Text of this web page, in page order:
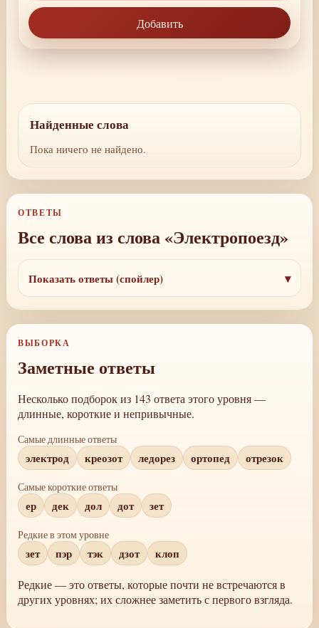
Добавить
Найденные слова
Пока ничего не найдено.
ОТВЕТЫ
Все слова из слова «Электропоезд»
Показать ответы (спойлер)
ВЫБОРКА
Заметные ответы
Несколько подборок из 143 ответа этого уровня —
длинные, короткие и непривычные.
Самые длинные ответы
электрод креозот ледорез ортопед отрезок
Самые короткие ответы
ер дек дол дот зет
Редкие в этом уровне
зет пэр тэк дзот клоп
Редкие — это ответы, которые почти не встречаются в
других уровнях; их сложнее заметить с первого взгляда.